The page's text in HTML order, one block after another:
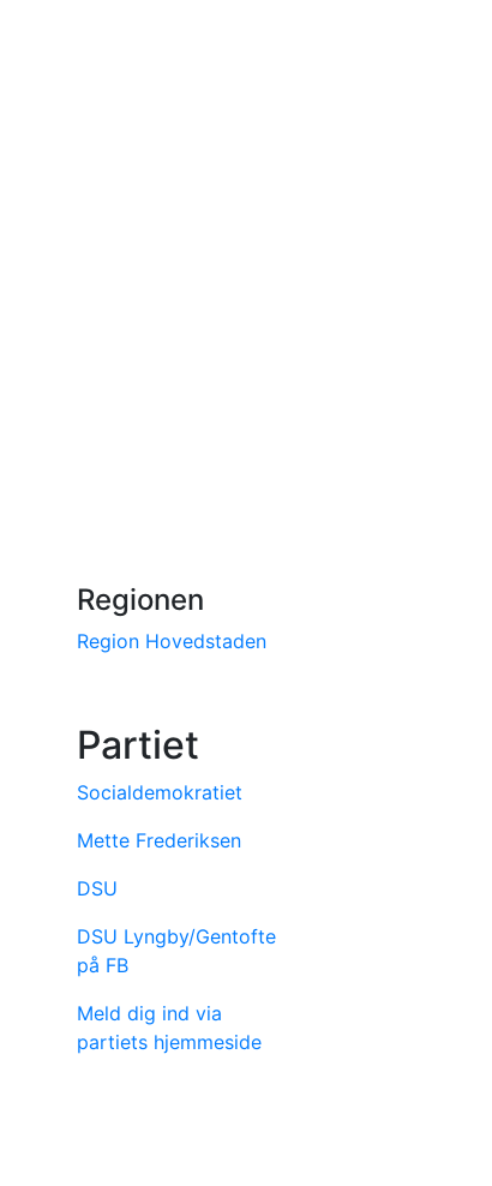
Regionen
Region Hovedstaden
Partiet
Socialdemokratiet
Mette Frederiksen
DSU
DSU Lyngby/Gentofte
på FB
Meld dig ind via
partiets hjemmeside